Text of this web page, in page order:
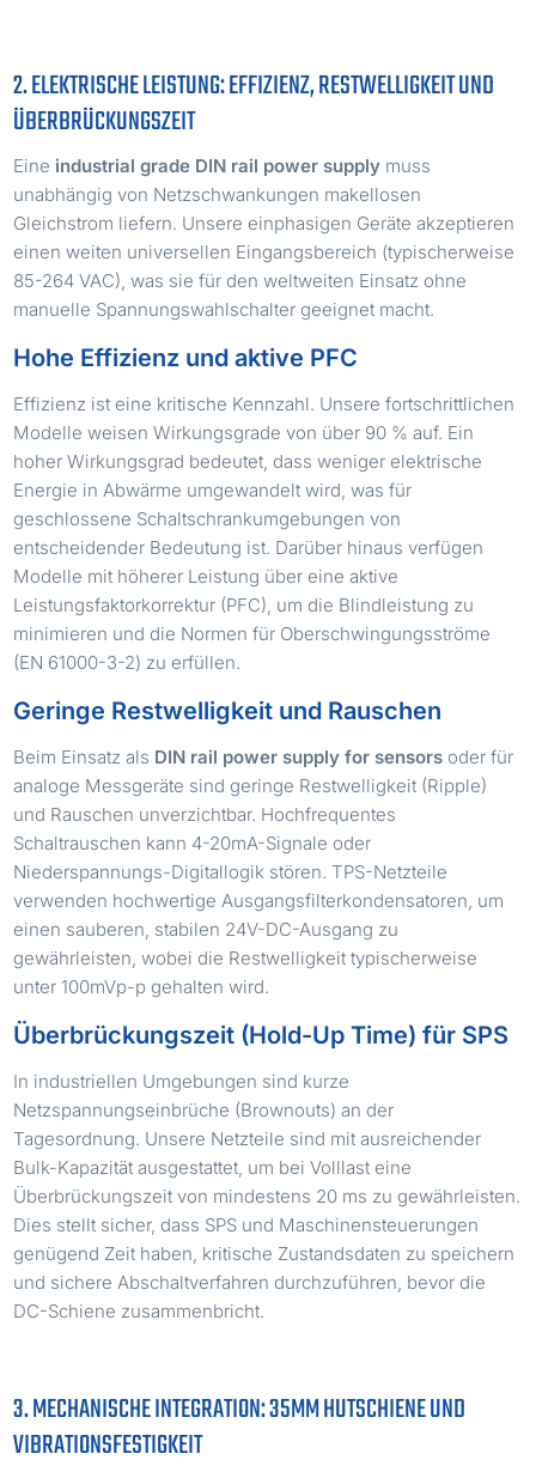
2. ELEKTRISCHE LEISTUNG: EFFIZIENZ, RESTWELLIGKEIT UND
ÜBERBRÜCKUNGSZEIT
Eine industrial grade DIN rail power supply muss
unabhängig von Netzschwankungen makellosen
Gleichstrom liefern. Unsere einphasigen Geräte akzeptieren
einen weiten universellen Eingangsbereich (typischerweise
85-264 VAC), was sie für den weltweiten Einsatz ohne
manuelle Spannungswahlschalter geeignet macht.
Hohe Effizienz und aktive PFC
Effizienz ist eine kritische Kennzahl. Unsere fortschrittlichen
Modelle weisen Wirkungsgrade von über 90 % auf. Ein
hoher Wirkungsgrad bedeutet, dass weniger elektrische
Energie in Abwärme umgewandelt wird, was für
geschlossene Schaltschrankumgebungen von
entscheidender Bedeutung ist. Darüber hinaus verfügen
Modelle mit höherer Leistung über eine aktive
Leistungsfaktorkorrektur (PFC), um die Blindleistung zu
minimieren und die Normen für Oberschwingungsströme
(EN 61000-3-2) zu erfüllen.
Geringe Restwelligkeit und Rauschen
Beim Einsatz als DIN rail power supply for sensors oder für
analoge Messgeräte sind geringe Restwelligkeit (Ripple)
und Rauschen unverzichtbar. Hochfrequentes
Schaltrauschen kann 4-20mA-Signale oder
Niederspannungs-Digitallogik stören. TPS-Netzteile
verwenden hochwertige Ausgangsfilterkondensatoren, um
einen sauberen, stabilen 24V-DC-Ausgang zu
gewährleisten, wobei die Restwelligkeit typischerweise
unter 100mVp-p gehalten wird.
Überbrückungszeit (Hold-Up Time) für SPS
In industriellen Umgebungen sind kurze
Netzspannungseinbrüche (Brownouts) an der
Tagesordnung. Unsere Netzteile sind mit ausreichender
Bulk-Kapazität ausgestattet, um bei Volllast eine
Überbrückungszeit von mindestens 20 ms zu gewährleisten.
Dies stellt sicher, dass SPS und Maschinensteuerungen
genügend Zeit haben, kritische Zustandsdaten zu speichern
und sichere Abschaltverfahren durchzuführen, bevor die
DC-Schiene zusammenbricht.
3. MECHANISCHE INTEGRATION: 35MM HUTSCHIENE UND
VIBRATIONSFESTIGKEIT